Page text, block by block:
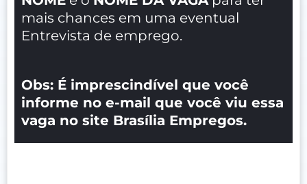
mais chances em uma eventual
Entrevista de emprego.
Obs: É imprescindível que você
informe no e-mail que você viu essa
vaga no site Brasília Empregos.